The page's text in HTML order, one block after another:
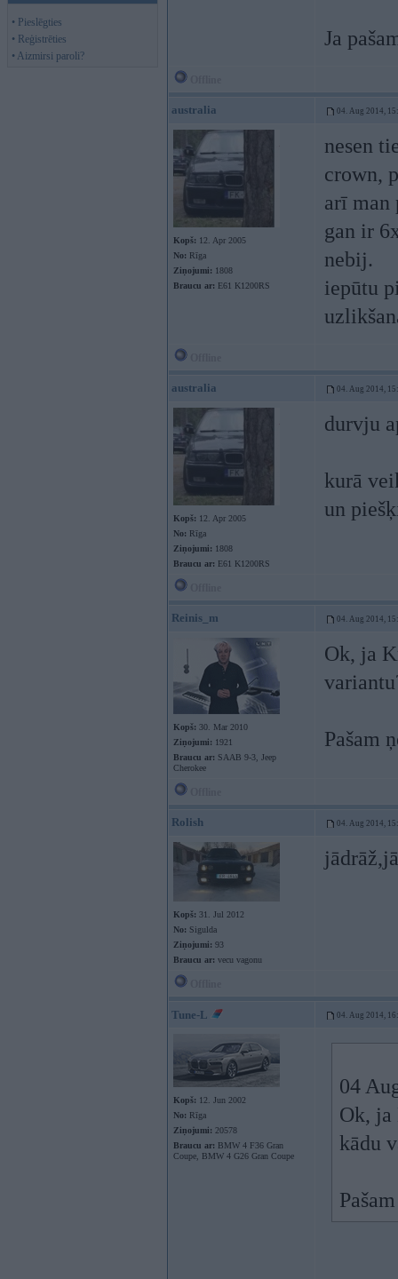
• Pieslēgties
• Reģistrēties
• Aizmirsi paroli?
Ja
australia 04. Aug 2014,
Kopš: 12. Apr 2005
No: Rīga
Ziņojumi: 1808
Braucu ar: E61 K1200RS
nesen
crown,
arī man
gan ir
nebij.
iepūtu
australia 04. Aug 2014,
Kopš: 12. Apr 2005
No: Rīga
Ziņojumi: 1808
Braucu ar: E61 K1200RS
durvju
kurā
un
Reinis_m 04. Aug 2014,
Kopš: 30. Mar 2010
Ziņojumi: 1921
Braucu ar: SAAB 9-3, Jeep
Cherokee
Ok, ja
Pašam
Rolish 04. Aug 2014,
Kopš: 31. Jul 2012
No: Sigulda
Ziņojumi: 93
Braucu ar: vecu vagonu
Tune-L 04. Aug 2014,
Kopš: 12. Jun 2002
No: Rīga
Ziņojumi: 20578
Braucu ar: BMW 4 F36 Gran
Coupe, BMW 4 G26 Gran Coupe
04
Ok, ja
kādu